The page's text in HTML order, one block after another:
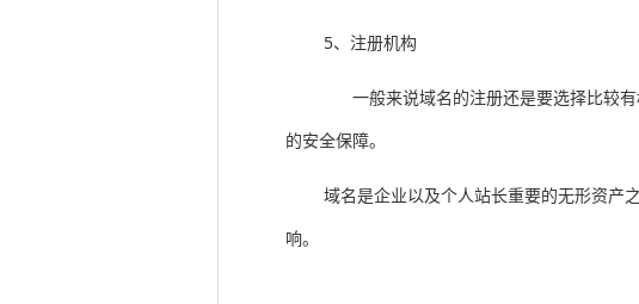
5、注册机构
一般来说域名的注册还是要选择比较
的安全保障。
域名是企业以及个人站长重要的无形资产
响。